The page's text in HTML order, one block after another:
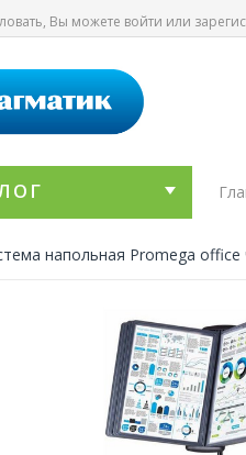
Вы можете войти или
напольная Promega office